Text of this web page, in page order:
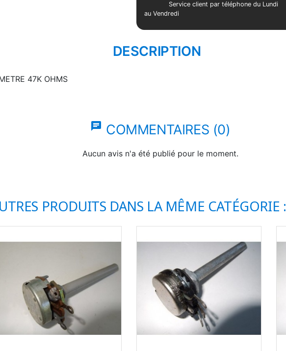
Service client par téléphone du Lundi
au Vendredi
DESCRIPTION
47K OHMS
chat COMMENTAIRES (0)
Aucun avis n'a été publié pour le moment.
PRODUITS DANS LA MÊME CATÉGORIE :